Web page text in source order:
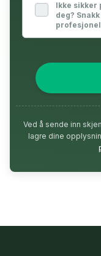
Ikke sikker
deg?
Ved å sende inn
lagre dine